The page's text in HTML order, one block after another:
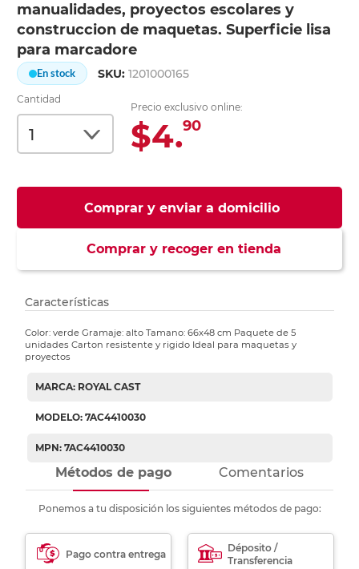
manualidades, proyectos escolares y
construccion de maquetas. Superficie lisa
para marcadore
En stock SKU:1201000165
Cantidad
Precio exclusivo online:
$4.90
Comprar y enviar a domicilio
Comprar y recoger en tienda
Características
Color: verde Gramaje: alto Tamano: 66x48 cm Paquete de 5
unidades Carton resistente y rigido Ideal para maquetas y
proyectos
MARCA: ROYAL CAST
MODELO: 7AC4410030
MPN: 7AC4410030
Métodos de pago Comentarios
Ponemos a tu disposición los siguientes métodos de pago:
Pago contra entrega
Déposito /
Transferencia